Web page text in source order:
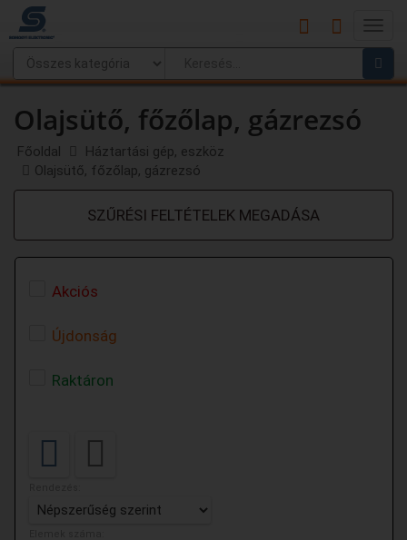
Main
Menu
Olajsütő, főzőlap, gázrezsó
Főoldal
Háztartási gép, eszköz
Olajsütő, főzőlap, gázrezsó
SZŰRÉSI FELTÉTELEK MEGADÁSA
Akciós
Újdonság
Raktáron